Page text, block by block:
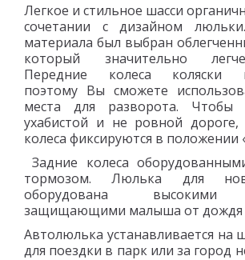
Легкое и стильное шасси
сочетании с дизайном
материала был выбран
который значительно
Передние колеса коляски
поэтому Вы сможете
места для разворота. Чтобы
ухабистой и не ровной
колеса фиксируются в положении
Задние колеса
тормозом. Люлька для
оборудована высокими
защищающими малыша от дождя
Автолюлька устанавливается на
для поездки в парк или за город